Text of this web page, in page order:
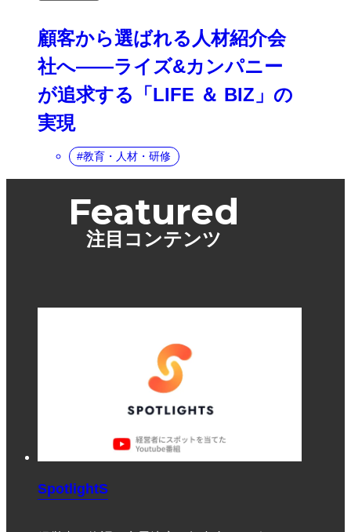
顧客から選ばれる人材紹介会
社へ――ライズ&カンパニー
が追求する「LIFE ＆ BIZ」の
実現
教育・人材・研修
Featured
注目コンテンツ
SpotlightS